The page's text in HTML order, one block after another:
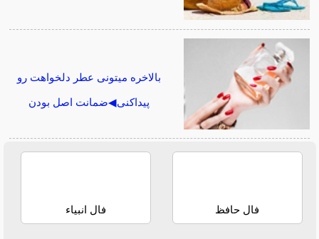
بالاخره میتونی عطر دلخواهت رو
پیداکنی◀ضمانت اصل بودن
فال حافظ فال انبیاء